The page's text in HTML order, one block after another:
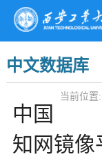
中文数据库
当前位置:
中国
知网镜像